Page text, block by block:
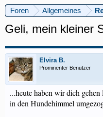
Foren Allgemeines
Geli, mein kleiner
Elvira B.
Prominenter Benutzer
...heute haben wir dich
in den Hundehimmel